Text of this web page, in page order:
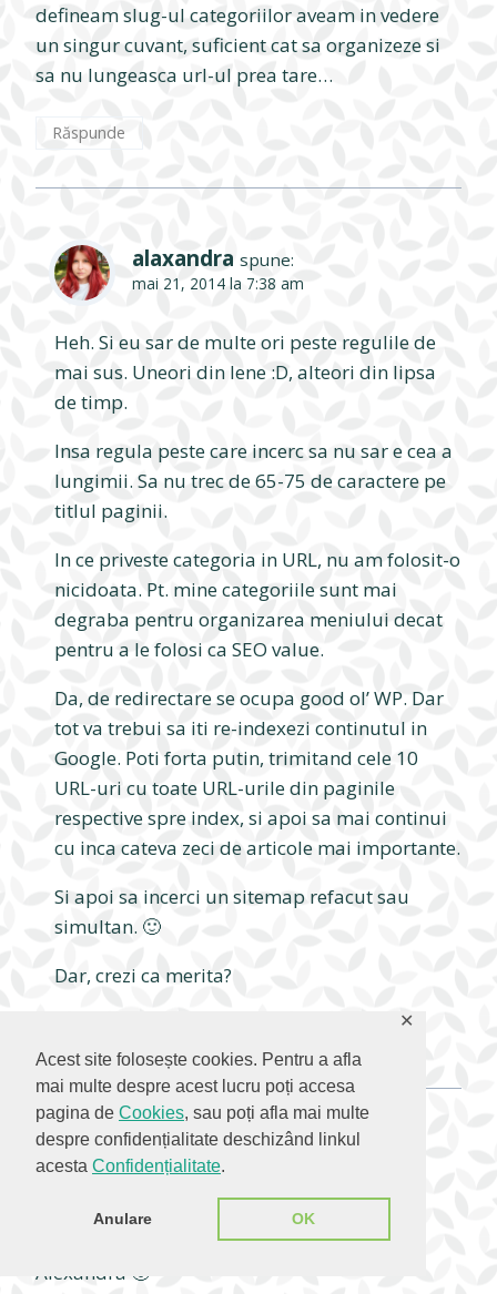
Acest site folosește cookies. Pentru a afla
mai multe despre acest lucru poți accesa
pagina de Cookies, sau poți afla mai multe
despre confidențialitate deschizând linkul
acesta Confidențialitate.
Anulare OK
✕
defineam slug-ul categoriilor aveam in vedere
un singur cuvant, suficient cat sa organizeze si
sa nu lungeasca url-ul prea tare…
Răspunde
alaxandra spune:
mai 21, 2014 la 7:38 am
Heh. Si eu sar de multe ori peste regulile de
mai sus. Uneori din lene :D, alteori din lipsa
de timp.
Insa regula peste care incerc sa nu sar e cea a
lungimii. Sa nu trec de 65-75 de caractere pe
titlul paginii.
In ce priveste categoria in URL, nu am folosit-o
nicidoata. Pt. mine categoriile sunt mai
degraba pentru organizarea meniului decat
pentru a le folosi ca SEO value.
Da, de redirectare se ocupa good ol’ WP. Dar
tot va trebui sa iti re-indexezi continutul in
Google. Poti forta putin, trimitand cele 10
URL-uri cu toate URL-urile din paginile
respective spre index, si apoi sa mai continui
cu inca cateva zeci de articole mai importante.
Si apoi sa incerci un sitemap refacut sau
simultan. 🙂
Dar, crezi ca merita?
Marius Buciuman
Imi place tare mult cum ai explicat, felicitari
Alexandra 🙂